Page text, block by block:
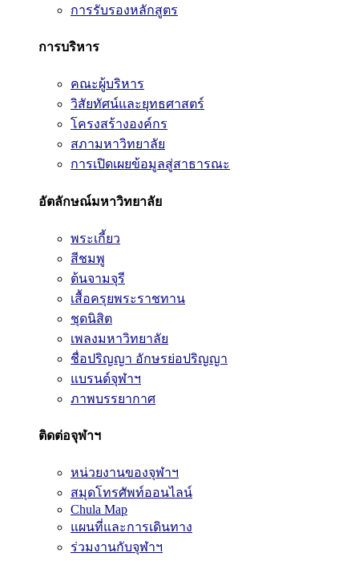
การรับรองหลักสูตร
การบริหาร
คณะผู้บริหาร
วิสัยทัศน์และยุทธศาสตร์
โครงสร้างองค์กร
สภามหาวิทยาลัย
การเปิดเผยข้อมูลสู่สาธารณะ
อัตลักษณ์มหาวิทยาลัย
พระเกี้ยว
สีชมพู
ต้นจามจุรี
เสื้อครุยพระราชทาน
ชุดนิสิต
เพลงมหาวิทยาลัย
ชื่อปริญญา อักษรย่อปริญญา
แบรนด์จุฬาฯ
ภาพบรรยากาศ
ติดต่อจุฬาฯ
หน่วยงานของจุฬาฯ
สมุดโทรศัพท์ออนไลน์
Chula Map
แผนที่และการเดินทาง
ร่วมงานกับจุฬาฯ